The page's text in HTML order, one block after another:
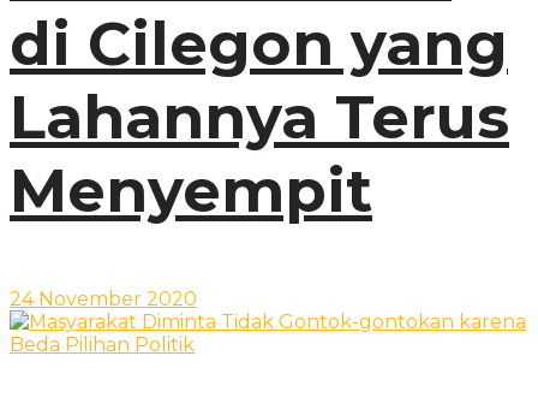
di Cilegon yang
Lahannya Terus
Menyempit
24 November 2020